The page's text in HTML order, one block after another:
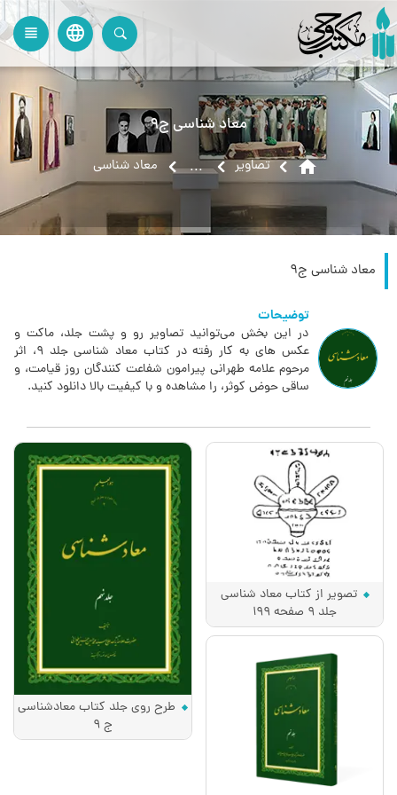
language
view_headline
معاد شناسی ج9
home تصاویر ... معاد شناسی
معاد شناسی ج9
توضیحات
در این بخش می‌توانید تصاویر رو و پشت جلد، ماکت و
عکس های به کار رفته در کتاب معاد شناسی جلد 9، اثر
مرحوم علامه طهرانی پیرامون شفاعت کنندگان روز قیامت، و
ساقی حوض کوثر، را مشاهده و با کیفیت بالا دانلود کنید.
تصویر از کتاب معاد شناسی
جلد 9 صفحه 199
طرح روی جلد کتاب معادشناسی
ج 9